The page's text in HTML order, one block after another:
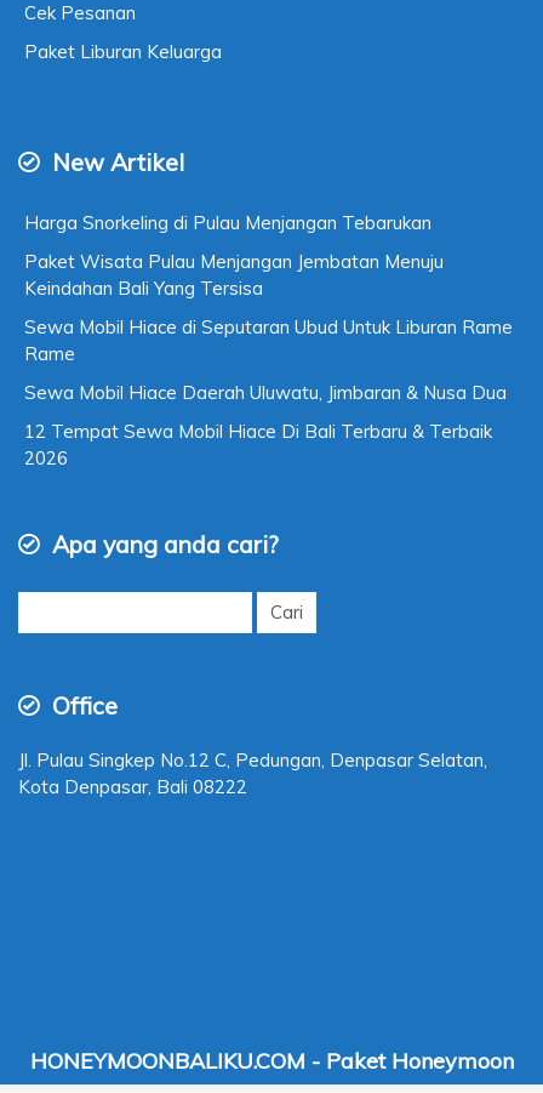
Cek Pesanan
Paket Liburan Keluarga
New Artikel
Harga Snorkeling di Pulau Menjangan Tebarukan
Paket Wisata Pulau Menjangan Jembatan Menuju
Keindahan Bali Yang Tersisa
Sewa Mobil Hiace di Seputaran Ubud Untuk Liburan Rame
Rame
Sewa Mobil Hiace Daerah Uluwatu, Jimbaran & Nusa Dua
12 Tempat Sewa Mobil Hiace Di Bali Terbaru & Terbaik
2026
Apa yang anda cari?
Cari
Office
Jl. Pulau Singkep No.12 C, Pedungan, Denpasar Selatan,
Kota Denpasar, Bali 08222
HONEYMOONBALIKU.COM - Paket Honeymoon